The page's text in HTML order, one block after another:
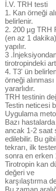
İ.V. TRH testi
1. Kan örneği
belirlenir.
2. 200 µg TRH
(en az 1 dakika)
yapılır.
3
tirotropindeki
4. T3' ün
örneği alınması
yararlıdır.
TRH testinin
Testin neticesi
Uygulama
Bazı
ancak 1-2 saat
edilebilir. Bu
tekrarı, ilk
sonra en erken
Tirotropin kan
değeri ve
karşılaştırma
Bu zaman